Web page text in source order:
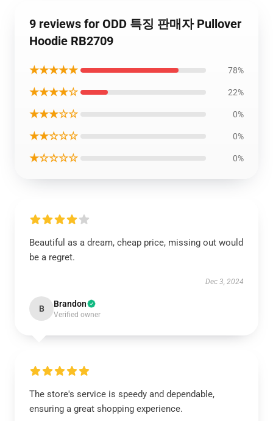
9 reviews for ODD 특징 판매자 Pullover
Hoodie RB2709
★★★★★ 78%
★★★★☆ 22%
★★★☆☆ 0%
★★☆☆☆ 0%
★☆☆☆☆ 0%
Beautiful as a dream, cheap price, missing out would
be a regret.
Dec 3, 2024
B Brandon
Verified owner
The store's service is speedy and dependable,
ensuring a great shopping experience.